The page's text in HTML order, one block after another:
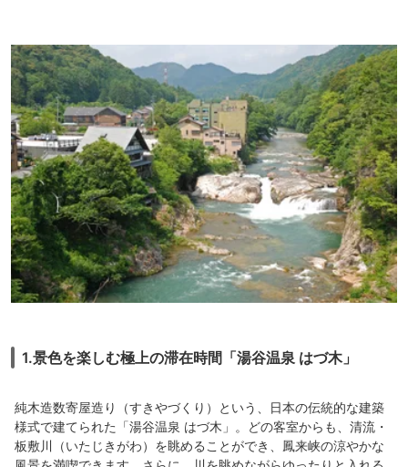
1.景色を楽しむ極上の滞在時間「湯谷温泉 はづ木」
純木造数寄屋造り（すきやづくり）という、日本の伝統的な建築
様式で建てられた「湯谷温泉 はづ木」。どの客室からも、清流・
板敷川（いたじきがわ）を眺めることができ、鳳来峡の涼やかな